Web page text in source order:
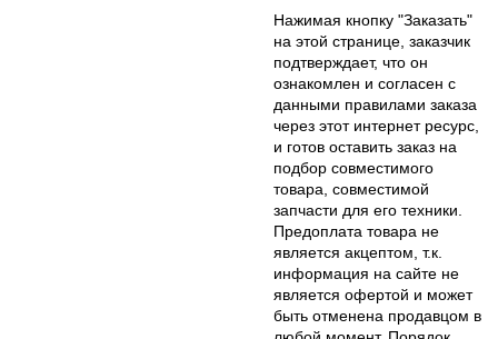
Нажимая кнопку "Заказать"
на этой странице, заказчик
подтверждает, что он
ознакомлен и согласен с
данными правилами заказа
через этот интернет ресурс,
и готов оставить заказ на
подбор совместимого
товара, совместимой
запчасти для его техники.
Предоплата товара не
является акцептом, т.к.
информация на сайте не
является офертой и может
быть отменена продавцом в